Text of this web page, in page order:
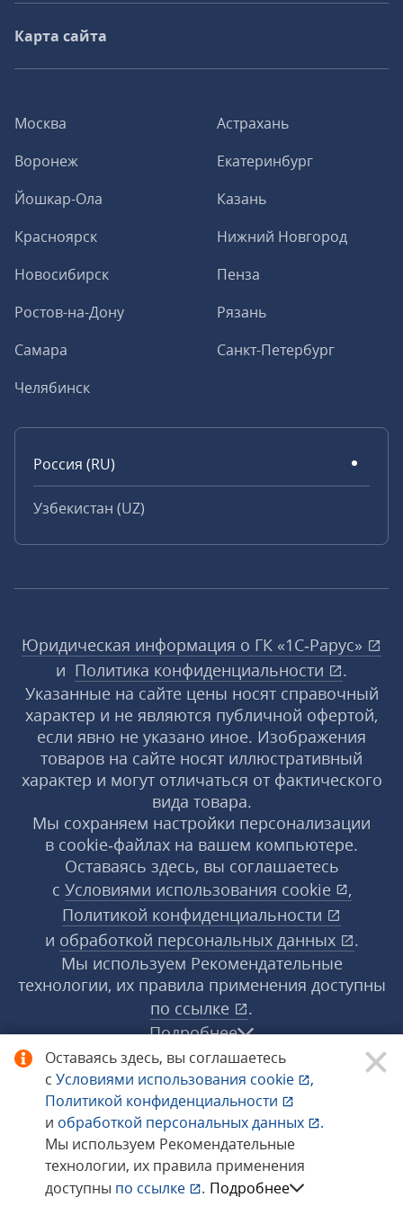
Оставаясь здесь, вы соглашаетесь
с Условиями использования cookie
,
Политикой конфиденциальности
и обработкой персональных данных
.
Мы используем Рекомендательные
технологии, их правила применения
доступны по ссылке . Подробнее
Москва
Астрахань
Воронеж
Екатеринбург
Йошкар-Ола
Казань
Красноярск
Нижний Новгород
Новосибирск
Пенза
Ростов-на-Дону
Рязань
Самара
Санкт-Петербург
Челябинск
Россия (RU)
Узбекистан (UZ)
Карта сайта
Юридическая информация о ГК «1С‑Рарус»
и Политика конфиденциальности
.
Указанные на сайте цены носят справочный
характер и не являются публичной офертой,
если явно не указано иное. Изображения
товаров на сайте носят иллюстративный
характер и могут отличаться от фактического
вида товара.
Мы сохраняем настройки персонализации
в cookie‑файлах на вашем компьютере.
Оставаясь здесь, вы соглашаетесь
с Условиями использования cookie
,
Политикой конфиденциальности
и обработкой персональных данных
.
Мы используем Рекомендательные
технологии, их правила применения доступны
по ссылке
.
Подробнее
© 1998−2026 «1С‑Рарус» ®. Все права
защищены.
Сообщить об ошибке